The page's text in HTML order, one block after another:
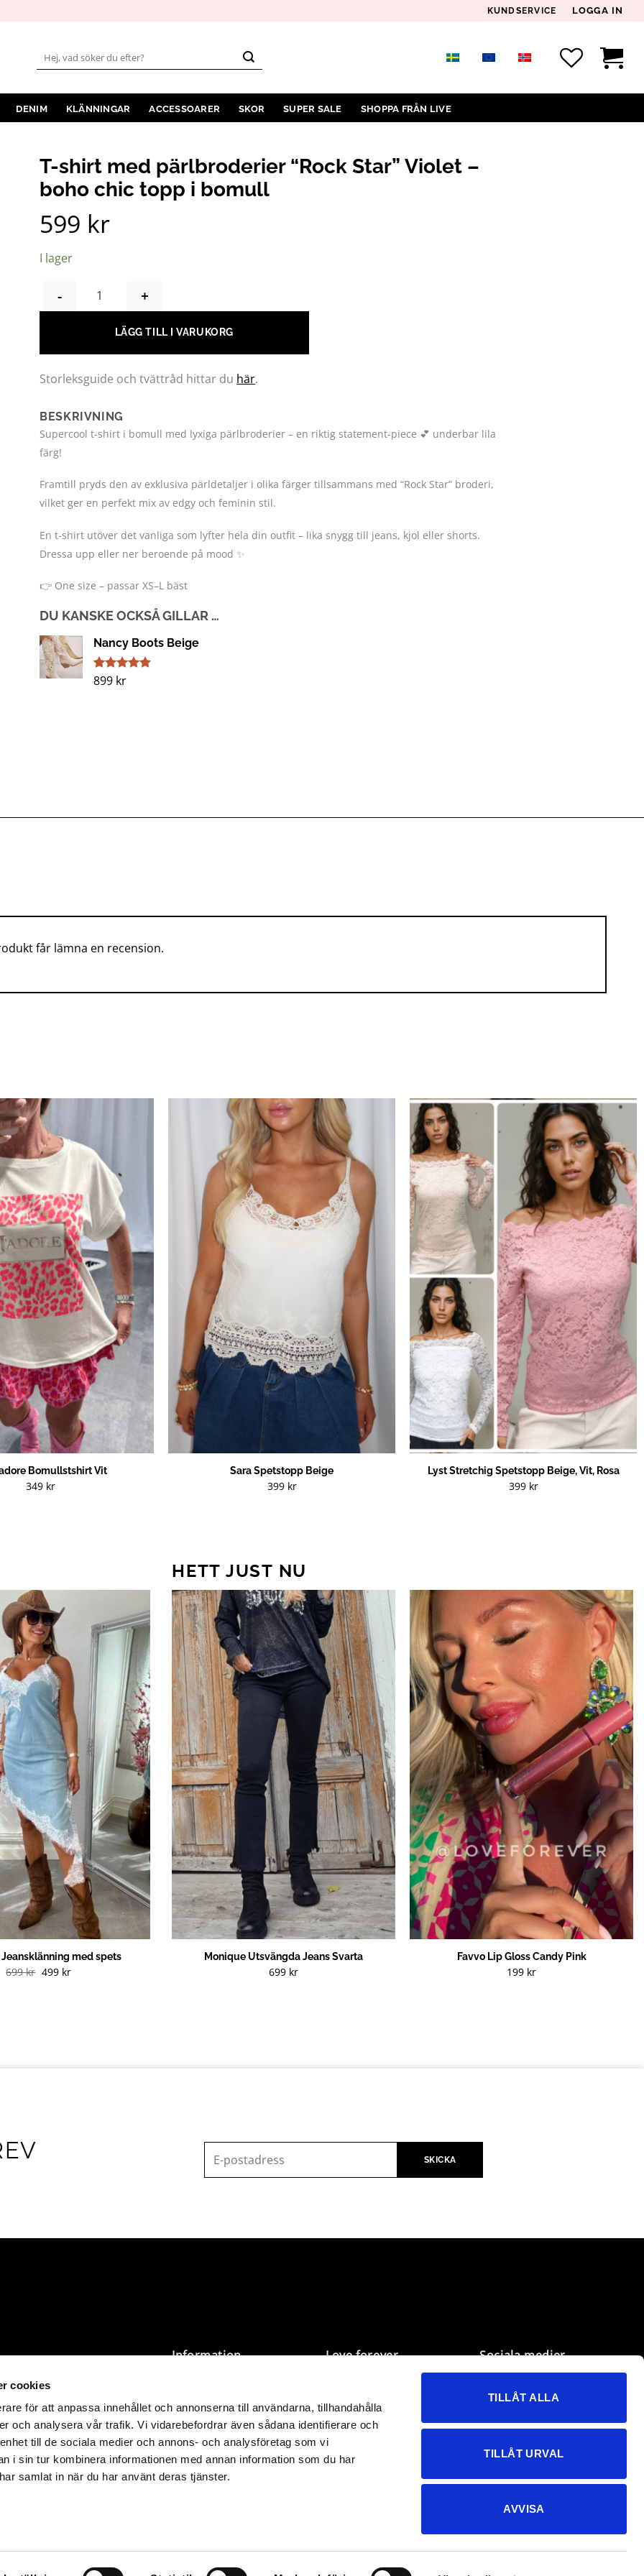
cookies
för att anpassa innehållet och annonserna till användarna, tillhandahålla
och analysera vår trafik. Vi vidarebefordrar även sådana identifierare och
till de sociala medier och annons- och analysföretag som vi
i sin tur kombinera informationen med annan information som du har
samlat in när du har använt deras tjänster.
TILLÅT ALLA
TILLÅT URVAL
AVVISA
KUNDSERVICE LOGGA IN
Sök
efter:
DENIM KLÄNNINGAR ACCESSOARER SKOR SUPER SALE SHOPPA FRÅN LIVE
T-shirt med pärlbroderier “Rock Star” Violet –
boho chic topp i bomull
599 kr
I lager
T-SHIRT MED PÄRLBRODERIER “ROCK STAR” VIOLET – BOHO CHIC TOPP I BOMULL MÄNGD
LÄGG TILL I VARUKORG
Storleksguide och tvättråd hittar du här.
BESKRIVNING
Supercool t-shirt i bomull med lyxiga pärlbroderier – en riktig statement-piece 💕 underbar lila
färg!
Framtill pryds den av exklusiva pärldetaljer i olika färger tillsammans med “Rock Star” broderi,
vilket ger en perfekt mix av edgy och feminin stil.
En t-shirt utöver det vanliga som lyfter hela din outfit – lika snygg till jeans, kjol eller shorts.
Dressa upp eller ner beroende på mood ✨
👉 One size – passar XS–L bäst
DU KANSKE OCKSÅ GILLAR …
Nancy Boots Beige
Betygsatt
1
899 kr
får lämna en recension.
Bomullstshirt Vit
349 kr
Sara Spetstopp Beige
399 kr
Lyst Stretchig Spetstopp Beige, Vit, Rosa
399 kr
med spets
699kr Det
499 krDet
HETT JUST NU
Monique Utsvängda Jeans Svarta
699 kr
Favvo Lip Gloss Candy Pink
199 kr
3 000 SEK levereras
än det du betalar på
Information
Integritetspolicy
Storleksguide & Tvättråd
Butik Öppettider
Love forever
Önskelistan
Kundservice
B2B
Sociala medier
Facebook
Instagram
TikTok